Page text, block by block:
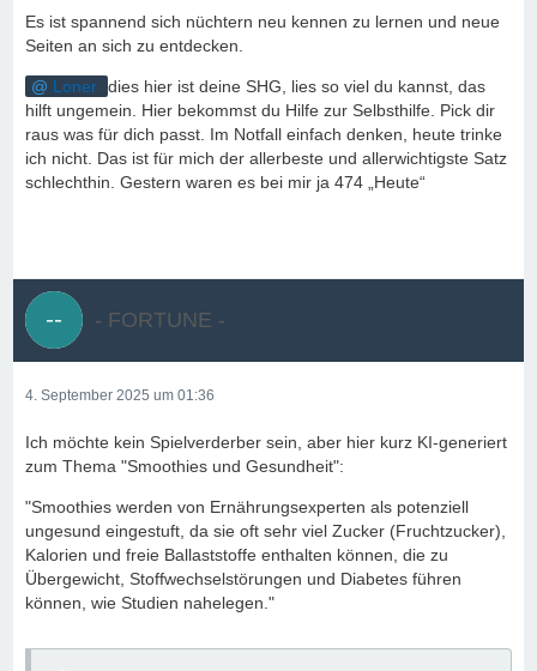
Es ist spannend sich nüchtern neu kennen zu lernen und neue
Seiten an sich zu entdecken.
Loner dies hier ist deine SHG, lies so viel du kannst, das
hilft ungemein. Hier bekommst du Hilfe zur Selbsthilfe. Pick dir
raus was für dich passt. Im Notfall einfach denken, heute trinke
ich nicht. Das ist für mich der allerbeste und allerwichtigste Satz
schlechthin. Gestern waren es bei mir ja 474 „Heute“
- FORTUNE -
4. September 2025 um 01:36
Ich möchte kein Spielverderber sein, aber hier kurz KI-generiert
zum Thema "Smoothies und Gesundheit":
"Smoothies werden von Ernährungsexperten als potenziell
ungesund eingestuft, da sie oft sehr viel Zucker (Fruchtzucker),
Kalorien und freie Ballaststoffe enthalten können, die zu
Übergewicht, Stoffwechselstörungen und Diabetes führen
können, wie Studien nahelegen."